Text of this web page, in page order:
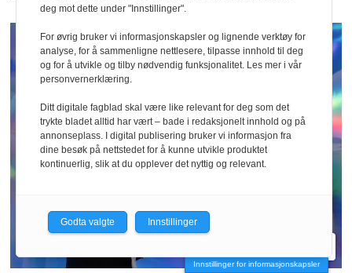
Innstillinger for informasjonskapsler
deg mot dette under "Innstillinger".
For øvrig bruker vi informasjonskapsler og lignende verktøy for
analyse, for å sammenligne nettlesere, tilpasse innhold til deg
og for å utvikle og tilby nødvendig funksjonalitet. Les mer i vår
personvernerklæring.
Ditt digitale fagblad skal være like relevant for deg som det
trykte bladet alltid har vært – bade i redaksjonelt innhold og på
annonseplass. I digital publisering bruker vi informasjon fra
dine besøk på nettstedet for å kunne utvikle produktet
kontinuerlig, slik at du opplever det nyttig og relevant.
Godta valgte Innstillinger